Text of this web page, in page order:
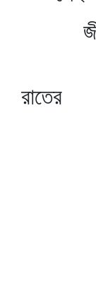
রাতের